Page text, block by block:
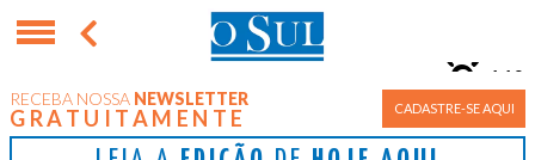
RECEBA NOSSA NEWSLETTER
GRATUITAMENTE CADASTRE-SE AQUI
Porto Alegre
11°